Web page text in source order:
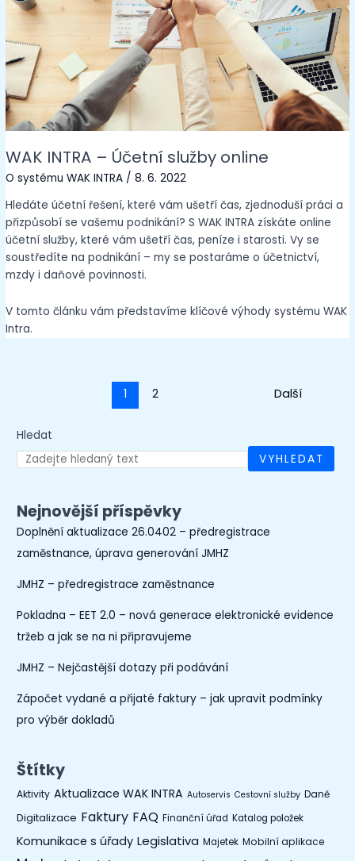
WAK INTRA – Účetní služby online
O systému WAK INTRA /8. 6. 2022
Hledáte účetní řešení, které vám ušetří čas, zjednoduší práci a
přizpůsobí se vašemu podnikání? S WAK INTRA získáte online
účetní služby, které vám ušetří čas, peníze i starosti. Vy se
soustředíte na podnikání – my se postaráme o účetnictví,
mzdy i daňové povinnosti.
V tomto článku vám představíme klíčové výhody systému WAK
Intra.
1 2 Next
Hledat
VYHLEDAT
Nejnovější příspěvky
Doplnění aktualizace 26.0402 – předregistrace
zaměstnance, úprava generování JMHZ
JMHZ – předregistrace zaměstnance
Pokladna – EET 2.0 – nová generace elektronické evidence
tržeb a jak se na ni připravujeme
JMHZ – Nejčastější dotazy při podávání
Zápočet vydané a přijaté faktury – jak upravit podmínky
pro výběr dokladů
Štítky
Aktivity Aktualizace WAK INTRA Autoservis Cestovní služby Daně
Digitalizace Faktury FAQ Finanční úřad Katalog položek
Komunikace s úřady Legislativa Majetek Mobilní aplikace